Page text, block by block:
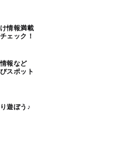
情報満載
ェック！
報など
スポット
遊ぼう♪